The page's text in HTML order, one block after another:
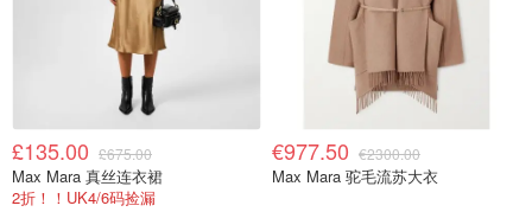
£135.00 £675.00
Max Mara 真丝连衣裙
2折！！UK4/6码捡漏
€977.50 €2300.00
Max Mara 驼毛流苏大衣